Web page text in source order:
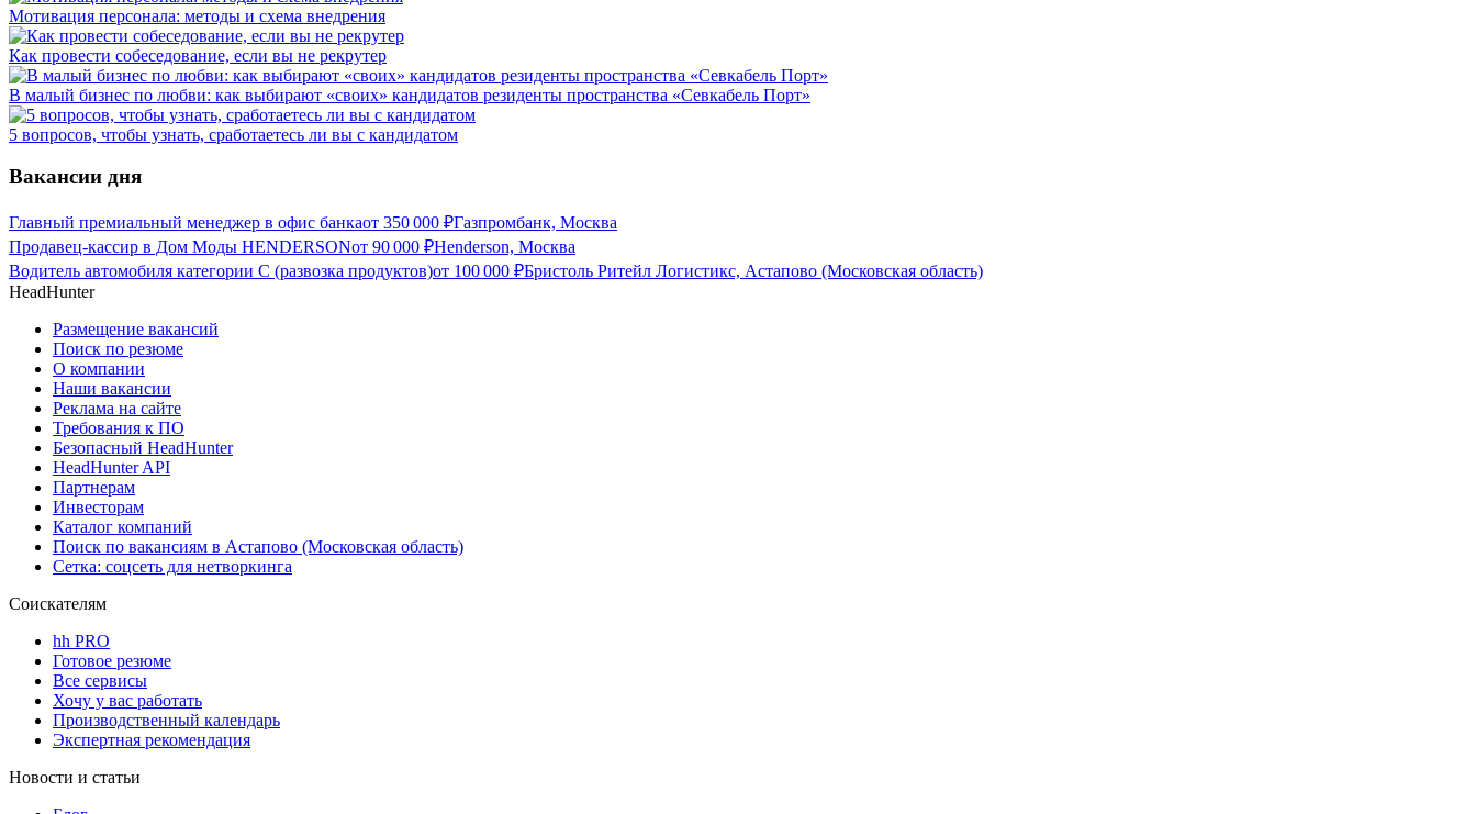
Мотивация персонала: методы и схема внедрения
Как провести собеседование, если вы не рекрутер
В малый бизнес по любви: как выбирают «своих» кандидатов резиденты пространства «Севкабель Порт»
5 вопросов, чтобы узнать, сработаетесь ли вы с кандидатом
Вакансии дня
Главный премиальный менеджер в офис банкаот 350 000 ₽Газпромбанк, Москва
Продавец-кассир в Дом Моды HENDERSONот 90 000 ₽Henderson, Москва
Водитель автомобиля категории C (развозка продуктов)от 100 000 ₽Бристоль Ритейл Логистикс, Астапово (Московская область)
HeadHunter
Размещение вакансий
Поиск по резюме
О компании
Наши вакансии
Реклама на сайте
Требования к ПО
Безопасный HeadHunter
HeadHunter API
Партнерам
Инвесторам
Каталог компаний
Поиск по вакансиям в Астапово (Московская область)
Сетка: соцсеть для нетворкинга
Соискателям
hh PRO
Готовое резюме
Все сервисы
Хочу у вас работать
Производственный календарь
Экспертная рекомендация
Новости и статьи